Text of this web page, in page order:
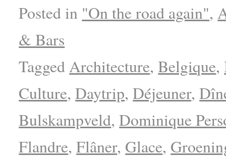
Posted in "On the road again",
& Bars
TaggedArchitecture,Belgique,
Culture,Daytrip,Déjeuner,
Bulskampveld,Dominique
Flandre,Flâner, Glace,